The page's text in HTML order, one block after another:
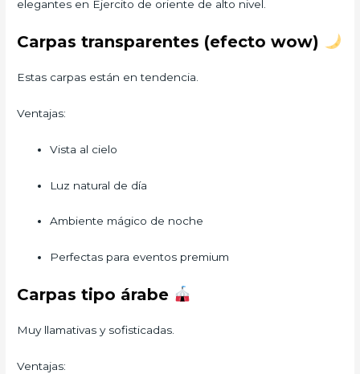
elegantes en Ejercito de oriente de alto nivel.
Carpas transparentes (efecto wow)
Estas carpas están en tendencia.
Ventajas:
Vista al cielo
Luz natural de día
Ambiente mágico de noche
Perfectas para eventos premium
Carpas tipo árabe
Muy llamativas y sofisticadas.
Ventajas: